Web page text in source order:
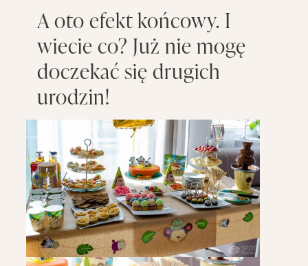
A oto efekt końcowy. I
wiecie co? Już nie mogę
doczekać się drugich
urodzin!